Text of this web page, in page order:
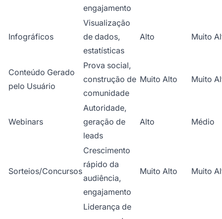
engajamento
Infográficos
Visualização
de dados,
estatísticas
Alto Muito
Conteúdo Gerado
pelo Usuário
Prova social,
construção de
comunidade
Muito Alto Muito
Webinars
Autoridade,
geração de
leads
Alto Médio
Sorteios/Concursos
Crescimento
rápido da
audiência,
engajamento
Muito Alto Muito
Liderança de